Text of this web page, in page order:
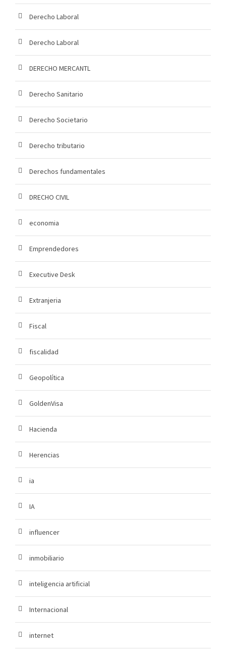
Derecho Laboral
Derecho Laboral
DERECHO MERCANTL
Derecho Sanitario
Derecho Societario
Derecho tributario
Derechos fundamentales
DRECHO CIVIL
economia
Emprendedores
Executive Desk
Extranjeria
Fiscal
fiscalidad
Geopolítica
GoldenVisa
Hacienda
Herencias
ia
IA
influencer
inmobiliario
inteligencia artificial
Internacional
internet